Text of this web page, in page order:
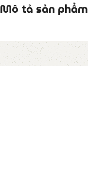
Mô tả sản phẩm